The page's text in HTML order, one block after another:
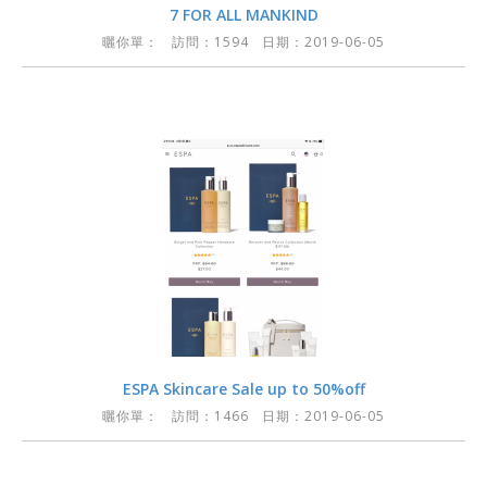
7 FOR ALL MANKIND
曬你單： 訪問：1594 日期：2019-06-05
ESPA Skincare Sale up to 50%off
曬你單： 訪問：1466 日期：2019-06-05